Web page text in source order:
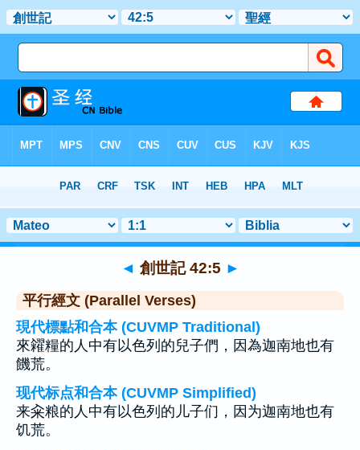
> 聖經金句 5
◄ 創世記 42:5 ►
平行經文 (Parallel Verses)
現代標點和合本 (CUVMP Traditional)
來糴糧的人中有以色列的兒子們，因為迦南地也有
饑荒。
现代标点和合本 (CUVMP Simplified)
来籴粮的人中有以色列的儿子们，因为迦南地也有
饥荒。